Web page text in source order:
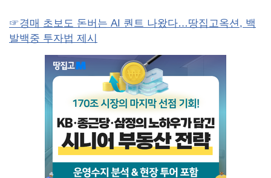
☞경매 초보도 돈버는 AI 퀀트 나왔다…땅집고옥션, 백
발백중 투자법 제시